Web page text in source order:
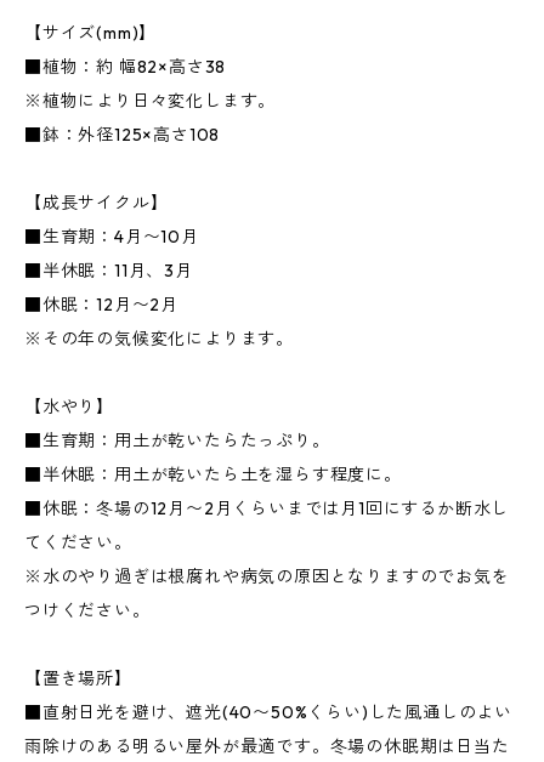
【サイズ(mm)】
■植物：約 幅82×高さ38
※植物により日々変化します。
■鉢：外径125×高さ108
【成長サイクル】
■生育期：4月〜10月
■半休眠：11月、3月
■休眠：12月〜2月
※その年の気候変化によります。
【水やり】
■生育期：用土が乾いたらたっぷり。
■半休眠：用土が乾いたら土を湿らす程度に。
■休眠：冬場の12月〜2月くらいまでは月1回にするか断水し
てください。
※水のやり過ぎは根腐れや病気の原因となりますのでお気を
つけください。
【置き場所】
■直射日光を避け、遮光(40〜50%くらい)した風通しのよい
雨除けのある明るい屋外が最適です。冬場の休眠期は日当た